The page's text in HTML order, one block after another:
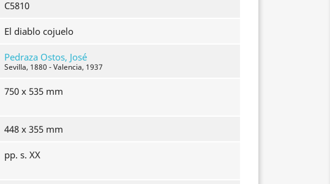
C5810
El diablo cojuelo
Pedraza Ostos, José
Sevilla, 1880 - Valencia, 1937
750 x 535 mm
448 x 355 mm
pp. s. XX